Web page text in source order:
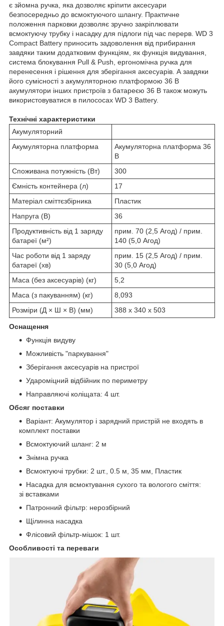
є зйомна ручка, яка дозволяє кріпити аксесуари
безпосередньо до всмоктуючого шлангу. Практичне
положення парковки дозволяє зручно закріплювати
всмоктуючу трубку і насадку для підлоги під час перерв. WD 3
Compact Battery приносить задоволення від прибирання
завдяки таким додатковим функціям, як функція видування,
система блокування Pull & Push, ергономічна ручка для
перенесення і рішення для зберігання аксесуарів. А завдяки
його сумісності з акумуляторною платформою 36 В
акумулятори інших пристроїв з батареєю 36 В також можуть
використовуватися в пилососах WD 3 Battery.
Технічні характеристики
Акумуляторний
Акумуляторна платформа
Акумуляторна платформа 36
В
Споживана потужність (Вт)
300
Ємність контейнера (л)
17
Матеріал сміттєзбірника
Пластик
Напруга (В)
36
Продуктивність від 1 заряду
батареї (м²)
прим. 70 (2,5 Aгод) / прим.
140 (5,0 Aгод)
Час роботи від 1 заряду
батареї (хв)
прим. 15 (2,5 Aгод) / прим.
30 (5,0 Aгод)
Маса (без аксесуарів) (кг)
5,2
Маса (з пакуванням) (кг)
8,093
Розміри (Д × Ш × В) (мм)
388 x 340 x 503
Оснащення
Функція видуву
Можливість "паркування"
Зберігання аксесуарів на пристрої
Удароміцний відбійник по периметру
Направляючі коліщата: 4 шт.
Обсяг поставки
Варіант: Акумулятор і зарядний пристрій не входять в
комплект поставки
Всмоктуючий шланг: 2 м
Знімна ручка
Всмоктуючі трубки: 2 шт., 0.5 м, 35 мм, Пластик
Насадка для всмоктування сухого та вологого сміття:
зі вставками
Патронний фільтр: нерозбірний
Щілинна насадка
Флісовий фільтр-мішок: 1 шт.
Особливості та переваги